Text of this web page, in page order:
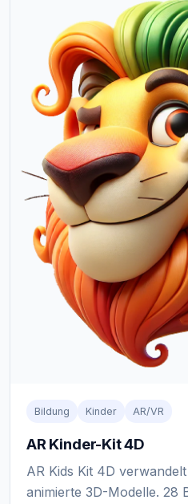
Bildung Kinder AR/VR
AR Kinder-Kit 4D
AR Kids Kit 4D
animierte 3D-Modelle. 28